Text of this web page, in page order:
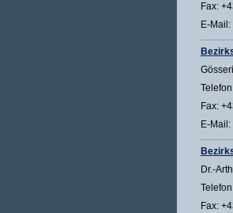
Fax:
E-Mail:
Fax:
E-Mail:
Dr.-
Fax: